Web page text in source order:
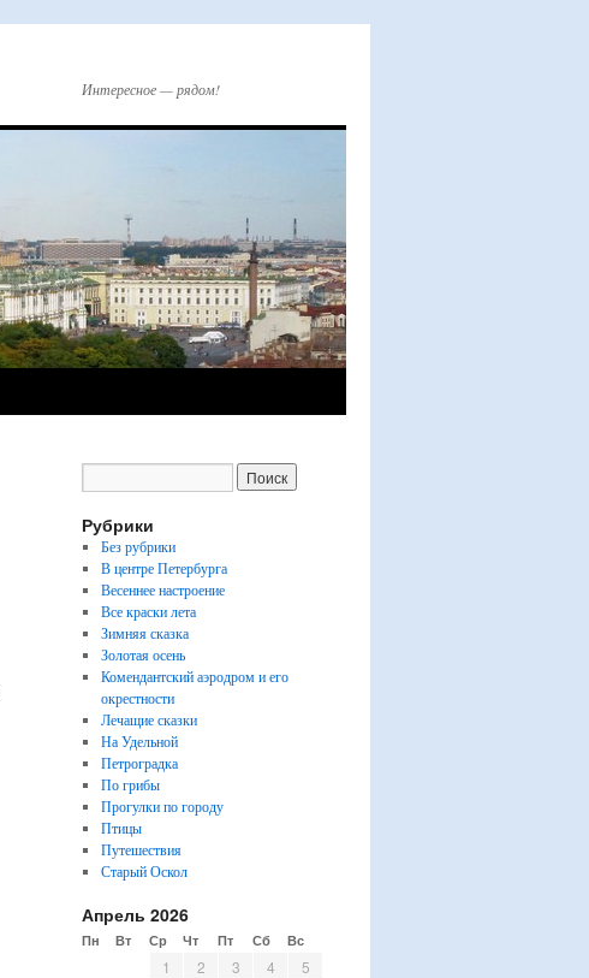
Интересное — рядом!
Рубрики
Без рубрики
В центре Петербурга
Весеннее настроение
Все краски лета
Зимняя сказка
Золотая осень
Комендантский аэродром и его
окрестности
Лечащие сказки
На Удельной
Петроградка
По грибы
Прогулки по городу
Птицы
Путешествия
Старый Оскол
Апрель 2026
Пн Вт Ср Чт Пт Сб Вс
1 2 3 4
5